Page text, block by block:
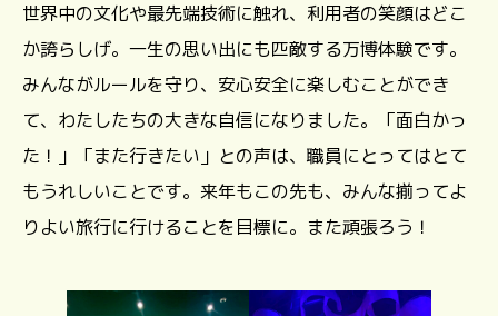
世界中の文化や最先端技術に触れ、利用者の笑顔はどこ
か誇らしげ。一生の思い出にも匹敵する万博体験です。
みんながルールを守り、安心安全に楽しむことができ
て、わたしたちの大きな自信になりました。「面白かっ
た！」「また行きたい」との声は、職員にとってはとて
もうれしいことです。来年もこの先も、みんな揃ってよ
りよい旅行に行けることを目標に。また頑張ろう！